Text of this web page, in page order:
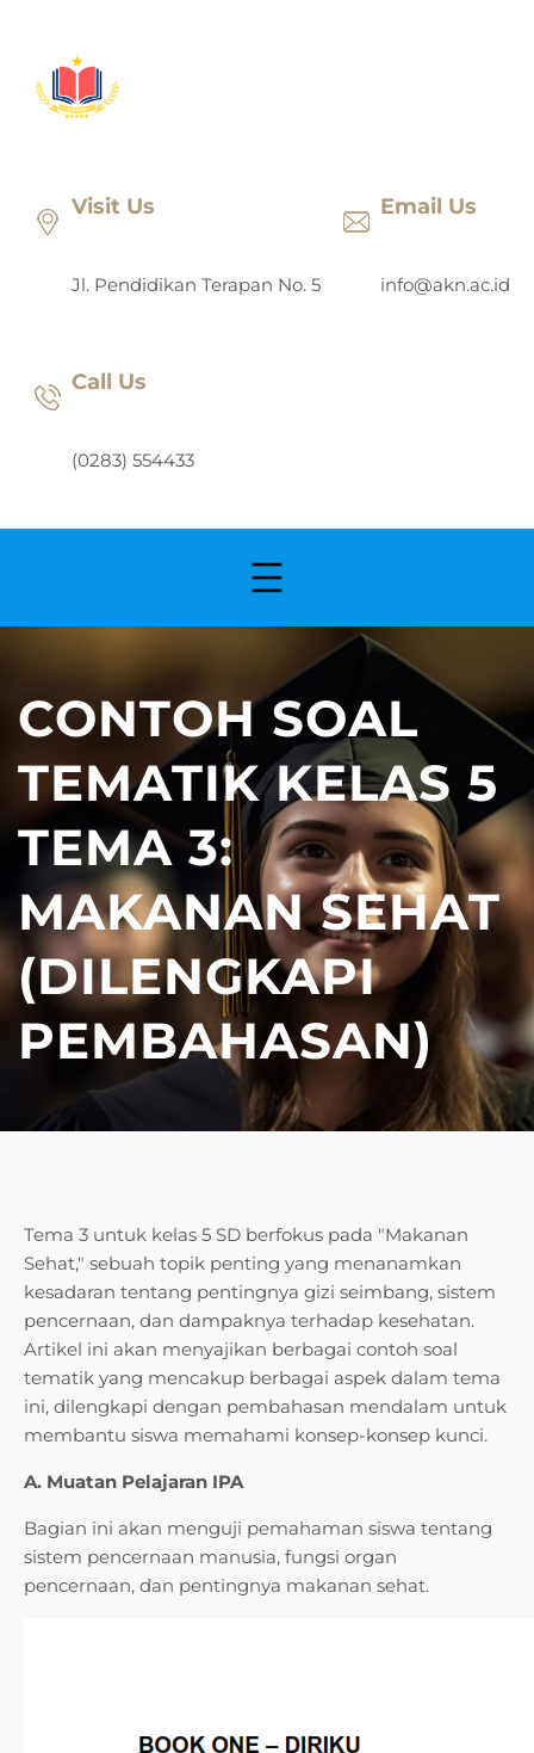
konten
Visit Us
Jl. Pendidikan Terapan No. 5
Email Us
info@akn.ac.id
Call Us
(0283) 554433
CONTOH SOAL
TEMATIK KELAS 5
TEMA 3:
MAKANAN SEHAT
(DILENGKAPI
PEMBAHASAN)
Tema 3 untuk kelas 5 SD berfokus pada "Makanan
Sehat," sebuah topik penting yang menanamkan
kesadaran tentang pentingnya gizi seimbang, sistem
pencernaan, dan dampaknya terhadap kesehatan.
Artikel ini akan menyajikan berbagai contoh soal
tematik yang mencakup berbagai aspek dalam tema
ini, dilengkapi dengan pembahasan mendalam untuk
membantu siswa memahami konsep-konsep kunci.
A. Muatan Pelajaran IPA
Bagian ini akan menguji pemahaman siswa tentang
sistem pencernaan manusia, fungsi organ
pencernaan, dan pentingnya makanan sehat.